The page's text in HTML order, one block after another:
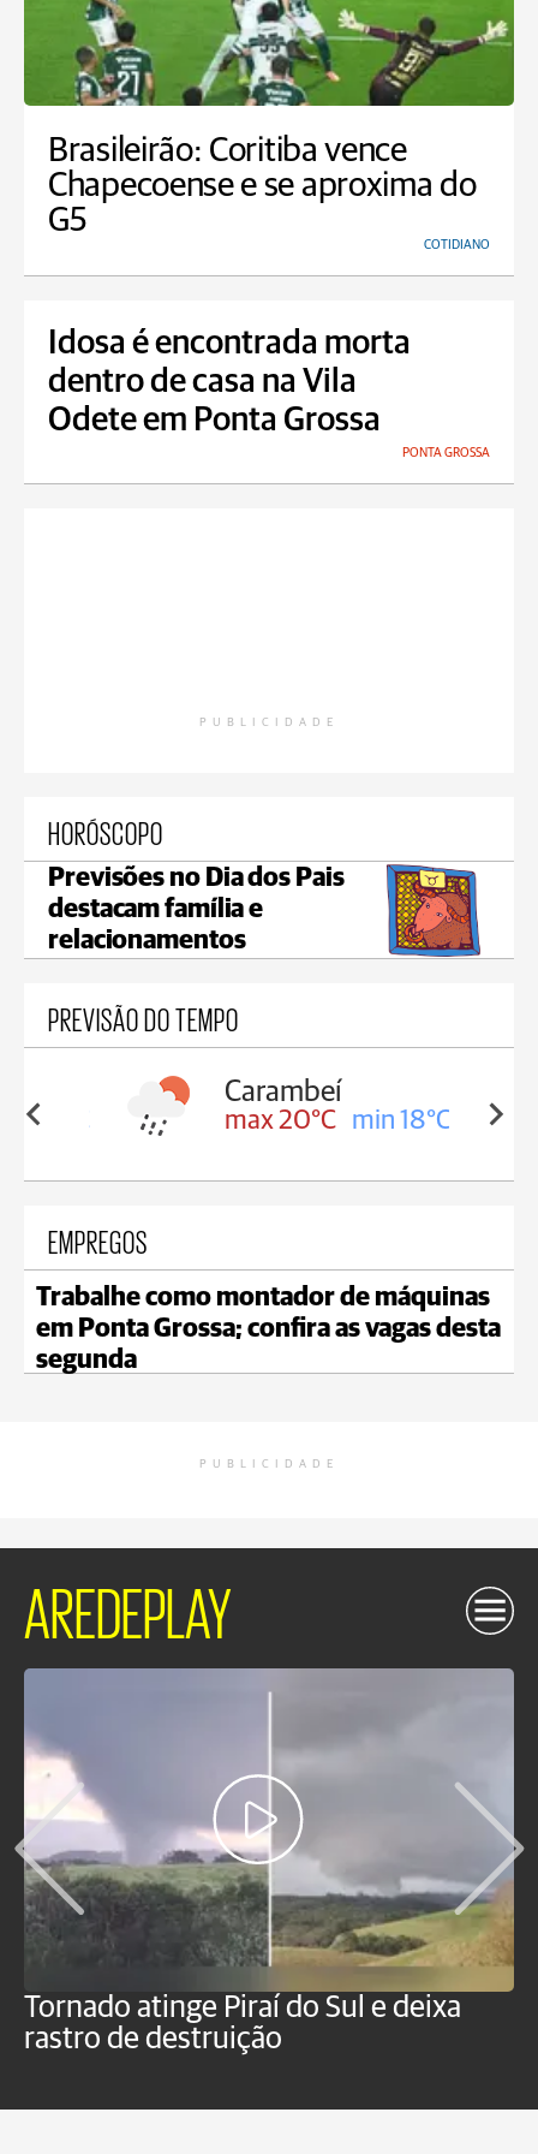
Brasileirão: Coritiba vence
Chapecoense e se aproxima do
G5
COTIDIANO
Idosa é encontrada morta
dentro de casa na Vila
Odete em Ponta Grossa
PONTA GROSSA
PUBLICIDADE
HORÓSCOPO
Previsões no Dia dos Pais
destacam família e
relacionamentos
PREVISÃO DO TEMPO
18°C
Carambeí
max 20°C min 18°C
EMPREGOS
Trabalhe como montador de máquinas
em Ponta Grossa; confira as vagas desta
segunda
PUBLICIDADE
AREDEPLAY
Tornado atinge Piraí do Sul e deixa
rastro de destruição